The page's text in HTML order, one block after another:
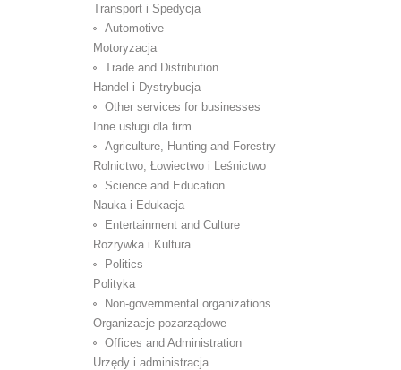
Transport i Spedycja
Automotive
Motoryzacja
Trade and Distribution
Handel i Dystrybucja
Other services for businesses
Inne usługi dla firm
Agriculture, Hunting and Forestry
Rolnictwo, Łowiectwo i Leśnictwo
Science and Education
Nauka i Edukacja
Entertainment and Culture
Rozrywka i Kultura
Politics
Polityka
Non-governmental organizations
Organizacje pozarządowe
Offices and Administration
Urzędy i administracja